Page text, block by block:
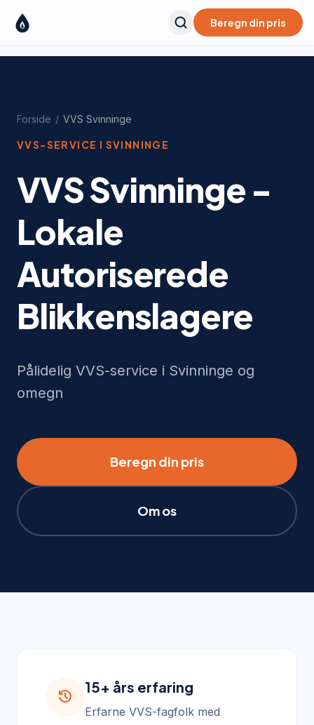
Beregn din pris
Forside / VVS Svinninge
VVS-SERVICE I SVINNINGE
VVS Svinninge -
Lokale
Autoriserede
Blikkenslagere
Pålidelig VVS-service i Svinninge og
omegn
Beregn din pris
Om os
history
15+ års erfaring
Erfarne VVS-fagfolk med